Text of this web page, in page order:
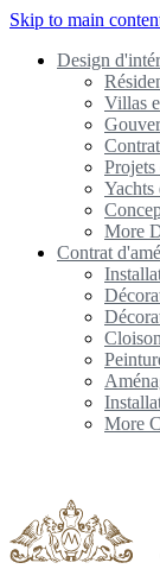
Skip to main
Design
Villas
Yachts
More
Contrat
More